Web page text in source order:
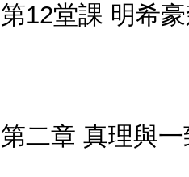
第12堂課 明希
第二章 真理與